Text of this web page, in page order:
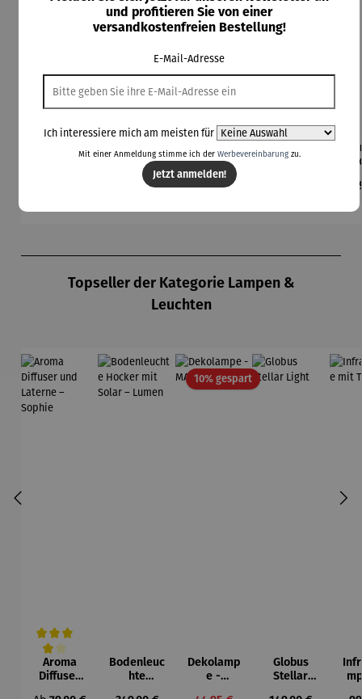
Beleuchte
te Schale
Bodenleuc
hte
Hocker
mit Solar
Regulärer Preis:
349,00 €
Brick BBQ
Set - 3tlg
Regulärer Preis:
79,00 €
Champagn
erkühler
Topseller der Kategorie Lampen &
Leuchten
Durchschnittliche Bewertung von 4 von 5 Sternen
Aroma
Diffuser
Bodenleuc
hte
10% gespartRabatt
Dekolamp
e -
Globus
Stellar
und profitieren Sie von einer
versandkostenfreien Bestellung!
E-Mail-Adresse
Ich interessiere mich am meisten für
Mit einer Anmeldung stimme ich der Werbevereinbarungzu.
Jetzt anmelden!